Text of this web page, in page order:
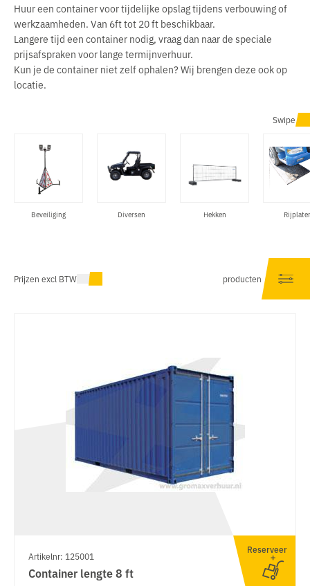
Huur een container voor tijdelijke opslag tijdens verbouwing of
werkzaamheden. Van 6ft tot 20 ft beschikbaar.
Langere tijd een container nodig, vraag dan naar de speciale
prijsafspraken voor lange termijnverhuur.
Kun je de container niet zelf ophalen? Wij brengen deze ook op
locatie.
Swipe
Beveiliging Diversen Hekken
producten
Prijzen excl BTW
Artikelnr: 125001
Container lengte 8 ft
Reserveer